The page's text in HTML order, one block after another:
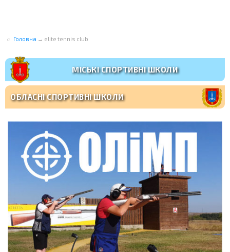
Головна → elite tennis club
МІСЬКІ СПОРТИВНІ ШКОЛИ
ОБЛАСНІ СПОРТИВНІ ШКОЛИ